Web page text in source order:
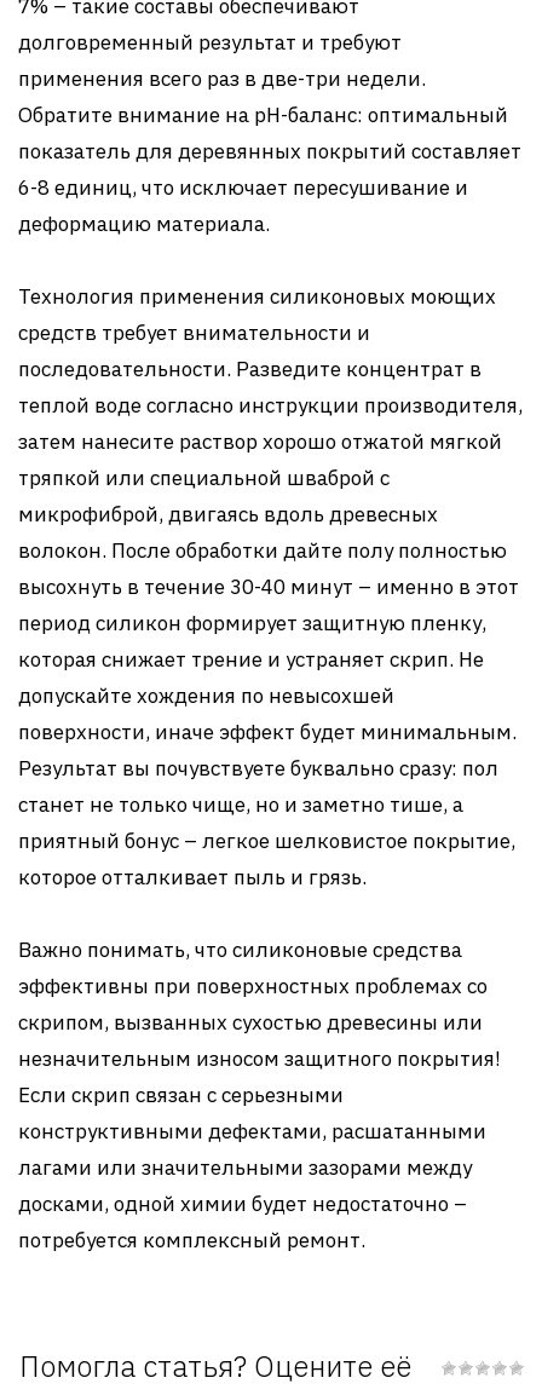
7% – такие составы обеспечивают
долговременный результат и требуют
применения всего раз в две-три недели.
Обратите внимание на pH-баланс: оптимальный
показатель для деревянных покрытий составляет
6-8 единиц, что исключает пересушивание и
деформацию материала.
Технология применения силиконовых моющих
средств требует внимательности и
последовательности. Разведите концентрат в
теплой воде согласно инструкции производителя,
затем нанесите раствор хорошо отжатой мягкой
тряпкой или специальной шваброй с
микрофиброй, двигаясь вдоль древесных
волокон. После обработки дайте полу полностью
высохнуть в течение 30-40 минут – именно в этот
период силикон формирует защитную пленку,
которая снижает трение и устраняет скрип. Не
допускайте хождения по невысохшей
поверхности, иначе эффект будет минимальным.
Результат вы почувствуете буквально сразу: пол
станет не только чище, но и заметно тише, а
приятный бонус – легкое шелковистое покрытие,
которое отталкивает пыль и грязь.
Важно понимать, что силиконовые средства
эффективны при поверхностных проблемах со
скрипом, вызванных сухостью древесины или
незначительным износом защитного покрытия!
Если скрип связан с серьезными
конструктивными дефектами, расшатанными
лагами или значительными зазорами между
досками, одной химии будет недостаточно –
потребуется комплексный ремонт.
Помогла статья? Оцените её